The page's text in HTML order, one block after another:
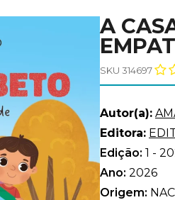
A
SKU 314697
Autor(a):
Editora:
Edição: 1 -
Ano: 2026
Origem: